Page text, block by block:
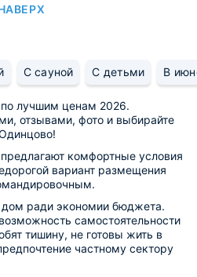
С сауной С детьми В
лучшим ценам 2026.
отзывами, фото и выбирайте
комфортные условия
вариант размещения
дом ради экономии бюджета.
самостоятельности
тишину, не готовы жить в
частному сектору